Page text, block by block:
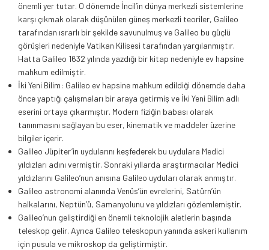
önemli yer tutar. O dönemde İncil’in dünya merkezli sistemlerine
karşı çıkmak olarak düşünülen güneş merkezli teoriler, Galileo
tarafından ısrarlı bir şekilde savunulmuş ve Galileo bu güçlü
görüşleri nedeniyle Vatikan Kilisesi tarafından yargılanmıştır.
Hatta Galileo 1632 yılında yazdığı bir kitap nedeniyle ev hapsine
mahkum edilmiştir.
İki Yeni Bilim: Galileo ev hapsine mahkum edildiği dönemde daha
önce yaptığı çalışmaları bir araya getirmiş ve İki Yeni Bilim adlı
eserini ortaya çıkarmıştır. Modern fiziğin babası olarak
tanınmasını sağlayan bu eser, kinematik ve maddeler üzerine
bilgiler içerir.
Galileo Jüpiter’in uydularını keşfederek bu uydulara Medici
yıldızları adını vermiştir. Sonraki yıllarda araştırmacılar Medici
yıldızlarını Galileo’nun anısına Galileo uyduları olarak anmıştır.
Galileo astronomi alanında Venüs’ün evrelerini, Satürn’ün
halkalarını, Neptün’ü, Samanyolunu ve yıldızları gözlemlemiştir.
Galileo’nun geliştirdiği en önemli teknolojik aletlerin başında
teleskop gelir. Ayrıca Galileo teleskopun yanında askeri kullanım
için pusula ve mikroskop da geliştirmiştir.